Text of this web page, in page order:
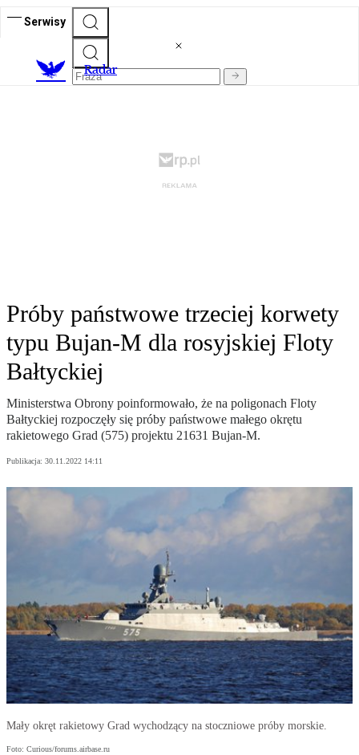
Serwisy
Radar
Próby państwowe trzeciej korwety
typu Bujan-M dla rosyjskiej Floty
Bałtyckiej
Ministerstwa Obrony poinformowało, że na poligonach Floty
Bałtyckiej rozpoczęły się próby państwowe małego okrętu
rakietowego Grad (575) projektu 21631 Bujan-M.
Publikacja: 30.11.2022 14:11
Mały okręt rakietowy Grad wychodzący na stoczniowe próby morskie.
Foto: Curious/forums.airbase.ru